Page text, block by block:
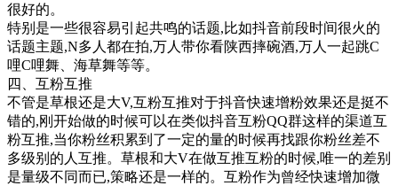
很好的。
特别是一些很容易引起共鸣的话题,比如抖音前段时间很火的
话题主题,N多人都在拍,万人带你看陕西摔碗酒,万人一起跳C
哩C哩舞、海草舞等等。
四、互粉互推
不管是草根还是大V,互粉互推对于抖音快速增粉效果还是挺不
错的,刚开始做的时候可以在类似抖音互粉QQ群这样的渠道互
粉互推,当你粉丝积累到了一定的量的时候再找跟你粉丝差不
多级别的人互推。草根和大V在做互推互粉的时候,唯一的差别
是量级不同而已,策略还是一样的。互粉作为曾经快速增加微